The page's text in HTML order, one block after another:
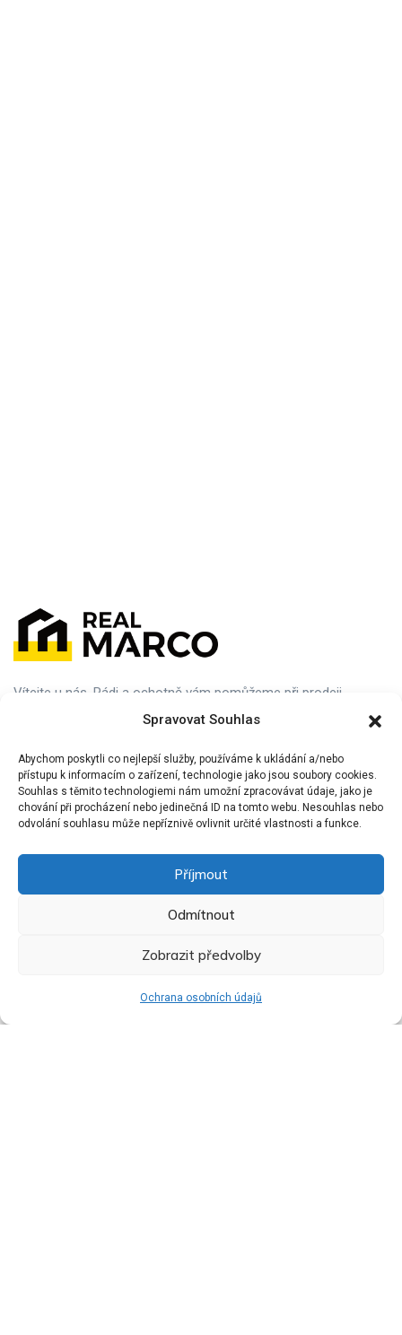
Spravovat Souhlas
Abychom poskytli co nejlepší služby, používáme k ukládání a/nebo
přístupu k informacím o zařízení, technologie jako jsou soubory cookies.
Souhlas s těmito technologiemi nám umožní zpracovávat údaje, jako je
chování při procházení nebo jedinečná ID na tomto webu. Nesouhlas nebo
odvolání souhlasu může nepříznivě ovlivnit určité vlastnosti a funkce.
Příjmout
Odmítnout
Zobrazit předvolby
Ochrana osobních údajů
Vítejte u nás. Rádi a ochotně vám pomůžeme při prodeji,
nákupu nebo pronájmu vaší ideální nemovitosti. Navštivte nás